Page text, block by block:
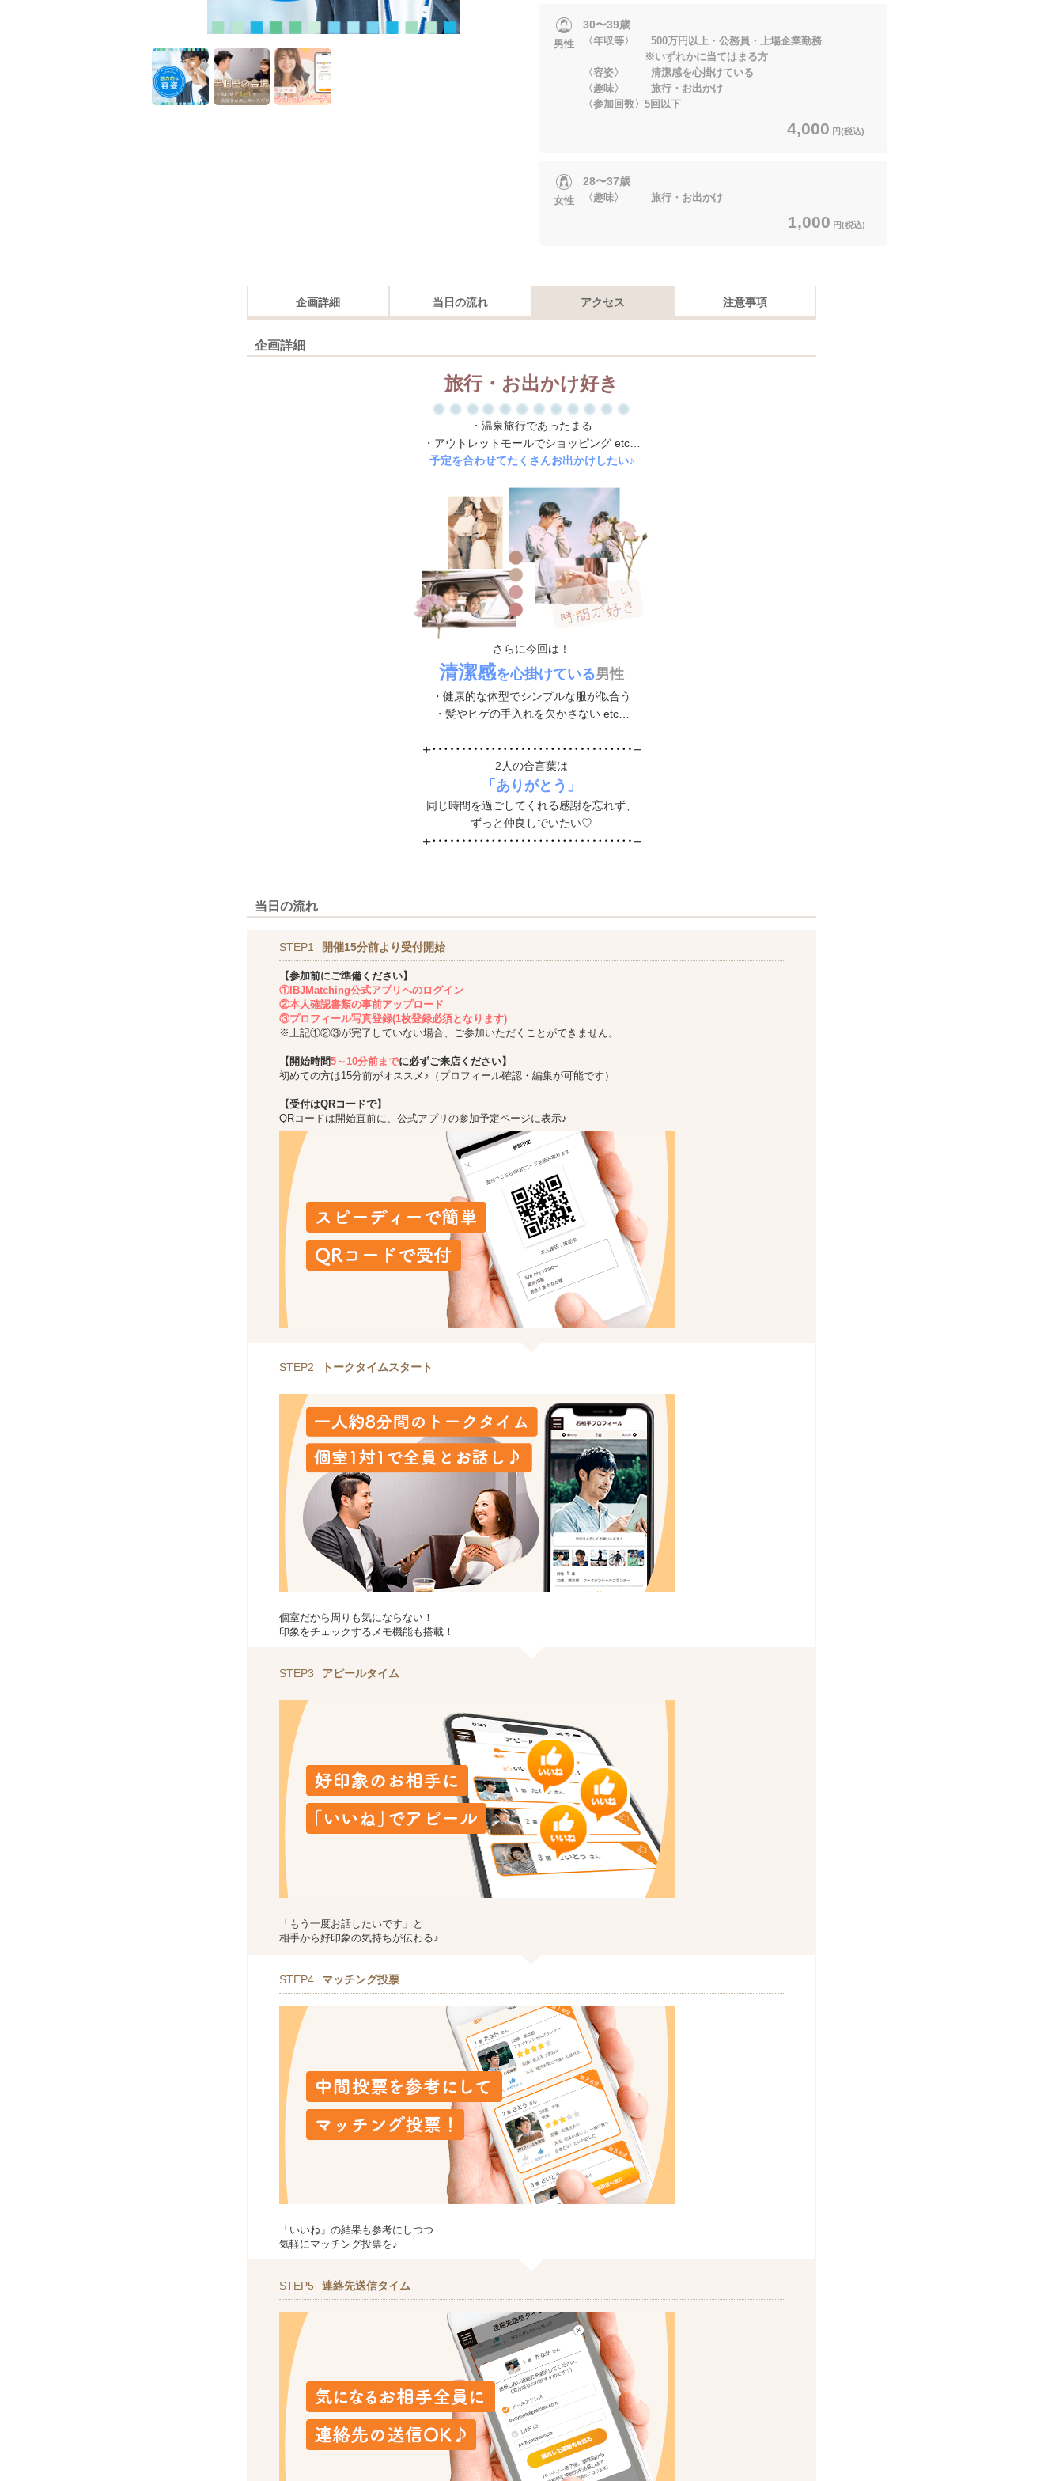
男性
30〜39歳
〈年収等〉 500万円以上・公務員・上場企業勤務
※いずれかに当てはまる方
〈容姿〉 清潔感を心掛けている
〈趣味〉 旅行・お出かけ
〈参加回数〉5回以下
4,000 円(税込)
女性
28〜37歳
〈趣味〉 旅行・お出かけ
1,000 円(税込)
企画詳細 当日の流れ アクセス 注意事項
企画詳細
旅行・お出かけ好き
・温泉旅行であったまる
・アウトレットモールでショッピング etc…
予定を合わせてたくさんお出かけしたい♪
さらに今回は！
清潔感を心掛けている男性
・健康的な体型でシンプルな服が似合う
・髪やヒゲの手入れを欠かさない etc…
2人の合言葉は
「ありがとう」
同じ時間を過ごしてくれる感謝を忘れず、
ずっと仲良しでいたい♡
当日の流れ
STEP1 開催15分前より受付開始
【参加前にご準備ください】
①IBJMatching公式アプリへのログイン
②本人確認書類の事前アップロード
③プロフィール写真登録(1枚登録必須となります)
※上記①②③が完了していない場合、ご参加いただくことができません。
【開始時間5～10分前までに必ずご来店ください】
初めての方は15分前がオススメ♪（プロフィール確認・編集が可能です）
【受付はQRコードで】
QRコードは開始直前に、公式アプリの参加予定ページに表示♪
STEP2 トークタイムスタート
個室だから周りも気にならない！
印象をチェックするメモ機能も搭載！
STEP3 アピールタイム
「もう一度お話したいです」と
相手から好印象の気持ちが伝わる♪
STEP4 マッチング投票
「いいね」の結果も参考にしつつ
気軽にマッチング投票を♪
STEP5 連絡先送信タイム